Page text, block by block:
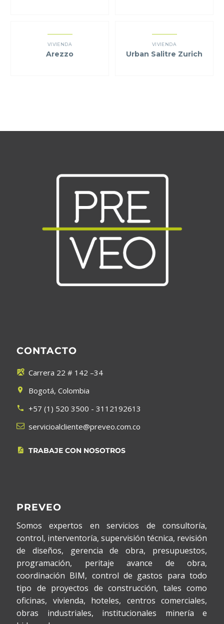
VIVIENDA
Arezzo
VIVIENDA
Urban Salitre Zurich
CONTACTO

 Carrera 22 # 142 –34

 Bogotá, Colombia

 +57 (1) 520 3500 - 3112192613

 servicioalcliente@preveo.com.co

 TRABAJE CON NOSOTROS
PREVEO
Somos expertos en servicios de consultoría,
control, interventoría, supervisión técnica, revisión
de diseños, gerencia de obra, presupuestos,
programación, peritaje avance de obra,
coordinación BIM, control de gastos para todo
tipo de proyectos de construcción, tales como
oficinas, vivienda, hoteles, centros comerciales,
obras industriales, institucionales minería e